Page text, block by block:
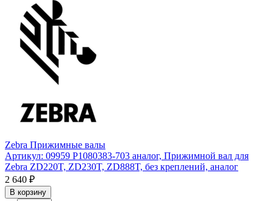
Zebra Прижимные валы
Артикул: 09959 P1080383-703 аналог, Прижимной вал для
Zebra ZD220T, ZD230T, ZD888T, без креплений, аналог
2 640 ₽
В корзину